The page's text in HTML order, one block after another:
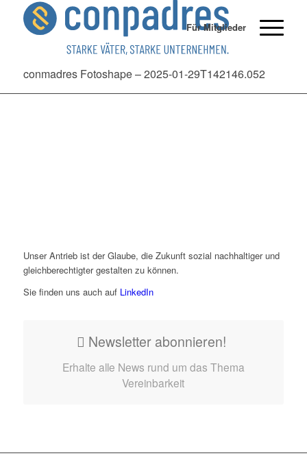
Für Mitglieder
conmadres Fotoshape – 2025-01-29T142146.052
Unser Antrieb ist der Glaube, die Zukunft sozial nachhaltiger und
gleichberechtigter gestalten zu können.
Sie finden uns auch aufLinkedIn
Newsletter abonnieren!
Erhalte alle News rund um das Thema
Vereinbarkeit